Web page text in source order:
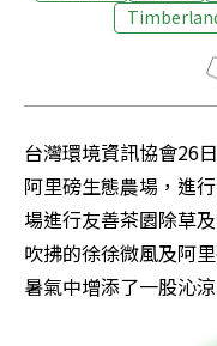
台灣環境資訊協會26
阿里磅生態農場，進
場進行友善茶園除草
吹拂的徐徐微風及阿
暑氣中增添了一股沁涼